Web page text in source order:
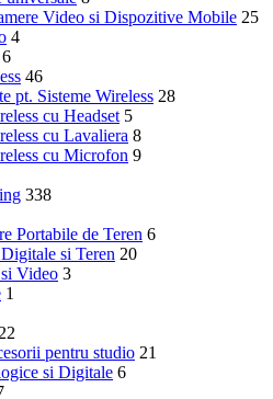
Video si Dispozitive Mobile 25
4
6
46
pt. Sisteme Wireless 28
cu Headset 5
cu Lavaliera 8
cu Microfon 9
338
Portabile de Teren 6
si Teren 20
Video 3
1
22
pentru studio 21
si Digitale 6